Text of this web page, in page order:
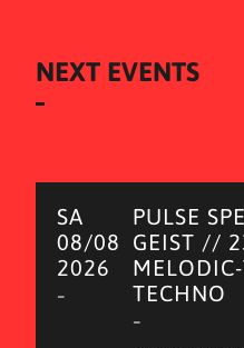
NEXT EVENTS
SA
08/08
2026
–
PULSE
GEIST //
TECHNO
–